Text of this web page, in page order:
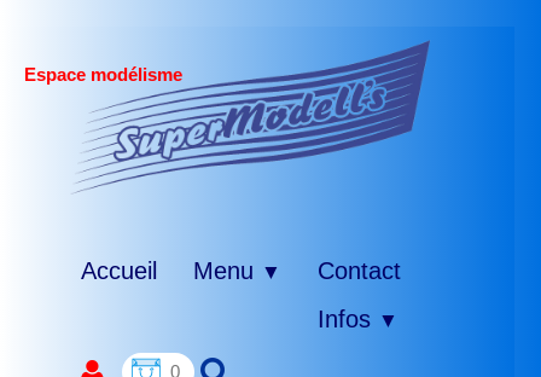
Espace modélisme
Accueil Menu ▼
Contact
Infos ▼
0